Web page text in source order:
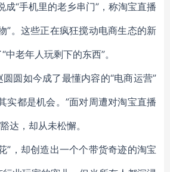
成“手机里的老乡串门”，称淘宝直播
”。这些正在疯狂搅动电商生态的新
老年人玩剩下的东西”。
圆如今成了最懂内容的“电商运营”
实都是机会。”面对周遭对淘宝直播
达，却从未松懈。
”，却创造出一个个带货奇迹的淘宝